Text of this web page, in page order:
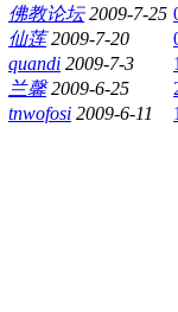
佛教论坛 2009-7-25
仙莲 2009-7-20
quandi 2009-7-3 1
兰馨 2009-6-25
tnwofosi 2009-6-11 1